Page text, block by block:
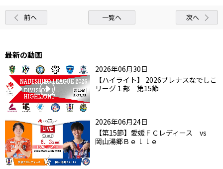
前へ 一覧へ 次へ
最新の動画
2026年06月30日
【ハイライト】 2026プレナスなでしこ
リーグ１部 第15節
2026年06月24日
【第15節】愛媛ＦＣレディース vs
岡山湯郷Ｂｅｌｌｅ